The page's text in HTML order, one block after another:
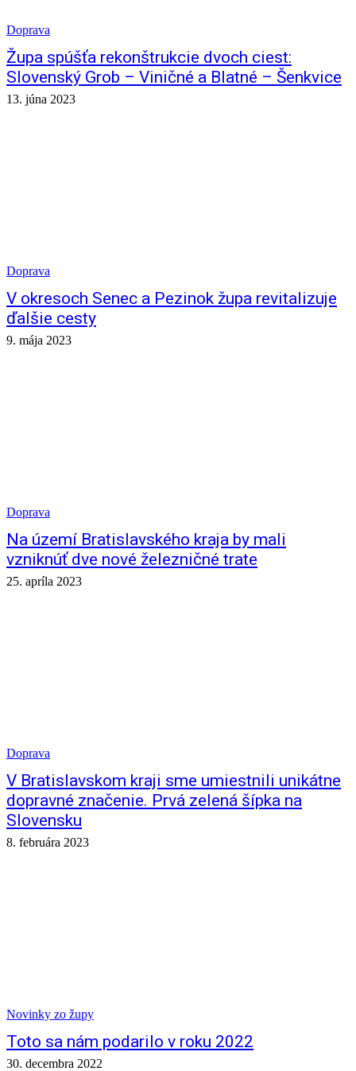
Doprava
Župa spúšťa rekonštrukcie dvoch ciest:
Slovenský Grob – Viničné a Blatné – Šenkvice
13. júna 2023
Doprava
V okresoch Senec a Pezinok župa revitalizuje
ďalšie cesty
9. mája 2023
Doprava
Na území Bratislavského kraja by mali
vzniknúť dve nové železničné trate
25. apríla 2023
Doprava
V Bratislavskom kraji sme umiestnili unikátne
dopravné značenie. Prvá zelená šípka na
Slovensku
8. februára 2023
Novinky zo župy
Toto sa nám podarilo v roku 2022
30. decembra 2022